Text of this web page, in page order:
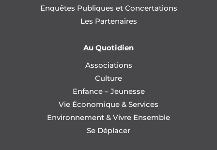
Enquêtes Publiques et Concertations
Les Partenaires
Au Quotidien
Associations
Culture
Enfance – Jeunesse
Vie Économique & Services
Environnement & Vivre Ensemble
Se Déplacer